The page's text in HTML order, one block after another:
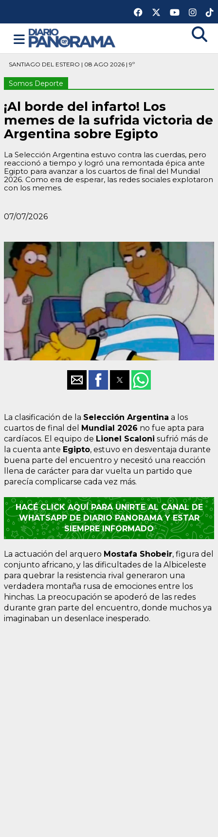
SANTIAGO DEL ESTERO | 08 AGO 2026 | 9º
Somos Deporte
¡Al borde del infarto! Los
memes de la sufrida victoria de
Argentina sobre Egipto
La Selección Argentina estuvo contra las cuerdas, pero
reaccionó a tiempo y logró una remontada épica ante
Egipto para avanzar a los cuartos de final del Mundial
2026. Como era de esperar, las redes sociales explotaron
con los memes.
07/07/2026
La clasificación de la Selección Argentina a los
cuartos de final del Mundial 2026 no fue apta para
cardíacos. El equipo de Lionel Scaloni sufrió más de
la cuenta ante Egipto, estuvo en desventaja durante
buena parte del encuentro y necesitó una reacción
llena de carácter para dar vuelta un partido que
parecía complicarse cada vez más.
HACÉ CLICK AQUÍ PARA UNIRTE AL CANAL DE
WHATSAPP DE DIARIO PANORAMA Y ESTAR
SIEMPRE INFORMADO
La actuación del arquero Mostafa Shobeir, figura del
conjunto africano, y las dificultades de la Albiceleste
para quebrar la resistencia rival generaron una
verdadera montaña rusa de emociones entre los
hinchas. La preocupación se apoderó de las redes
durante gran parte del encuentro, donde muchos ya
imaginaban un desenlace inesperado.